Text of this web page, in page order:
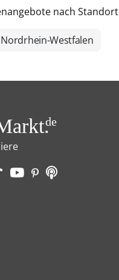
nach Standort
Nordrhein-Westfalen
de